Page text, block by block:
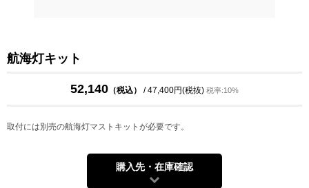
航海灯キット
52,140 （税込） / 47,400円(税抜) 税率:10%
取付には別売の航海灯マストキットが必要です。
購入先・在庫確認